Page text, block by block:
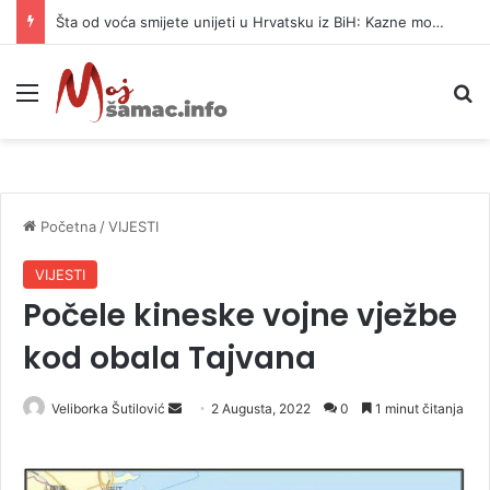
Šta od voća smijete unijeti u Hrvatsku iz BiH: Kazne mogu dostići 13.260 evra
Meni
Početna /VIJESTI
VIJESTI
Počele kineske vojne vježbe
kod obala Tajvana
Veliborka Šutilović 2 Augusta, 2022 0 1 minut čitanja